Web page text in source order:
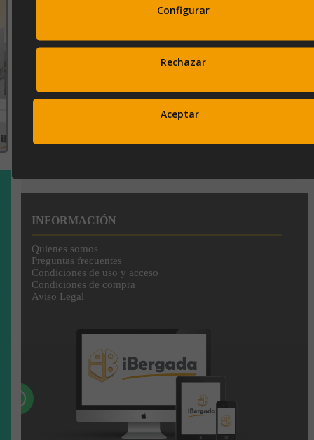
Subscríbete a nuestra newsletter
descuento en tu primera compra.
IBERGADA. Puedes cancelar tu suscripción en cualquier momento. Consulta nuestra
Política de Privacidad para más información.
INFORMACIÓN
Quienes somos
Preguntas frecuentes
Condiciones de uso y acceso
Condiciones de compra
Aviso Legal
Configurar
Rechazar
Aceptar